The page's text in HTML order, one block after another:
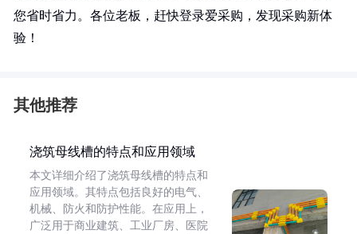
您省时省力。各位老板，赶快登录爱采购，发现采购新体
验！
其他推荐
浇筑母线槽的特点和应用领域
本文详细介绍了浇筑母线槽的特点和
应用领域。其特点包括良好的电气、
机械、防火和防护性能。在应用上，
广泛用于商业建筑、工业厂房、医院